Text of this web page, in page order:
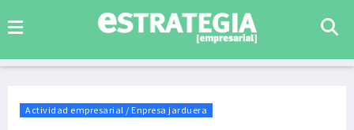
Actividad empresarial / Enpresa jarduera